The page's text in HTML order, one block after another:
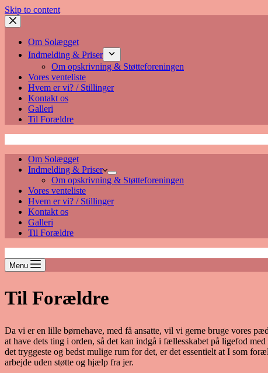
Skip to content
Om Solægget
Indmelding & Priser
Om opskrivning & Støtteforeningen
Vores venteliste
Hvem er vi? / Stillinger
Kontakt os
Galleri
Til Forældre
Om Solægget
Indmelding & Priser
Om opskrivning & Støtteforeningen
Vores venteliste
Hvem er vi? / Stillinger
Kontakt os
Galleri
Til Forældre
Menu
Til Forældre
Da vi er en lille børnehave, med få ansatte, vil vi gerne bruge vores
at have dets ting i orden, så det kan indgå i fællesskabet på ligefod
det tryggeste og bedst mulige rum for det, er det essentielt at I som
arbejde uden støtte og hjælp fra jer.